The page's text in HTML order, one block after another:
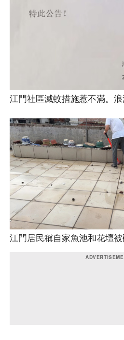
江門社區滅蚊措施惹不滿。
江門居民稱自家魚池和花壇